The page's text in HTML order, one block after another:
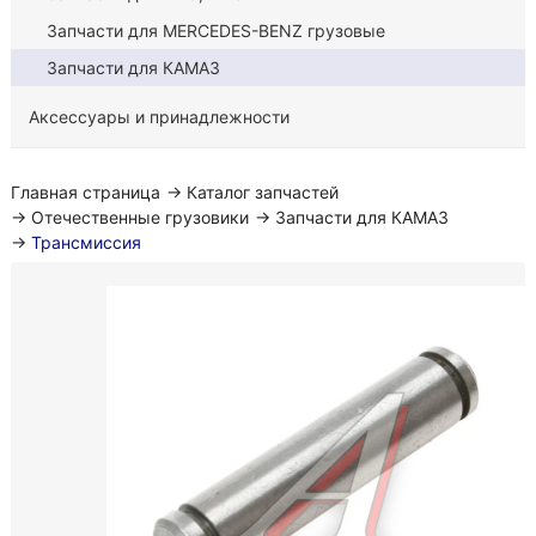
Запчасти для MERCEDES-BENZ грузовые
Запчасти для КАМАЗ
Аксессуары и принадлежности
Главная страница → Каталог запчастей
→ Отечественные грузовики → Запчасти для КАМАЗ
→ Трансмиссия